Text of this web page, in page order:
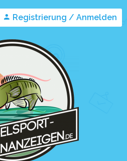
Registrierung / Anmelden